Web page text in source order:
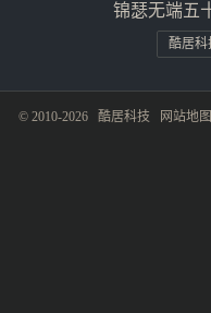
锦瑟无端五
酷居科
© 2010-2026 酷居科技 网站地图